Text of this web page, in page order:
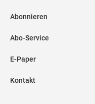
Abonnieren
Abo-Service
E-Paper
Kontakt